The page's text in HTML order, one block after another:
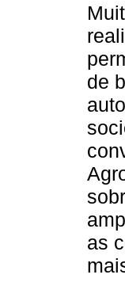
de
as